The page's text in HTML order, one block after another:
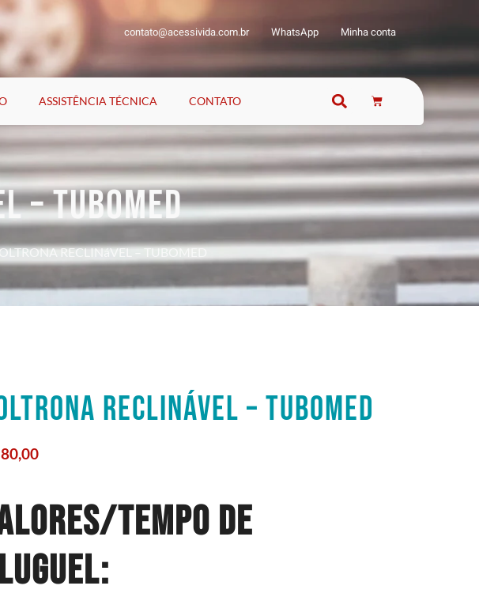
contato@acessivida.com.br WhatsApp Minha conta
ASSISTÊNCIA TÉCNICA CONTATO
– TUBOMED
RECLINáVEL – TUBOMED
RECLINÁVEL – TUBOMED
80,00
TEMPO DE